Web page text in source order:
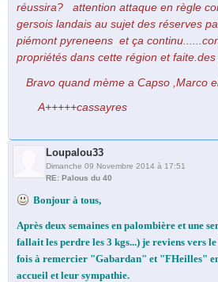
réussira? attention attaque en règle
gersois landais au sujet des réserves
piémont pyreneens et ça
propriétés dans cette région et
Bravo quand mème a Capso ,Marco
A+++++cassayres
Loupalou33
Dimanche 09 Novembre 2014 à 17:51
RE: Palous du 40
Bonjour à tous,
Après deux semaines en palombière et une
fallait les perdre les 3 kgs...) je reviens vers
fois à remercier "Gabardan" et "FHeilles"
accueil et leur sympathie.